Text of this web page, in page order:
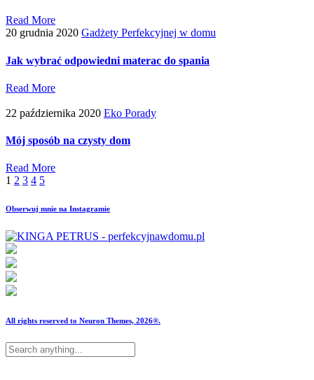
Read More
20 grudnia 2020 Gadżety Perfekcyjnej w domu
Jak wybrać odpowiedni materac do spania
Read More
22 października 2020 Eko Porady
Mój sposób na czysty dom
Read More
1 2 3 4 5
Obserwuj mnie na Instagramie
All rights reserved to Neuron Themes, 2026®.